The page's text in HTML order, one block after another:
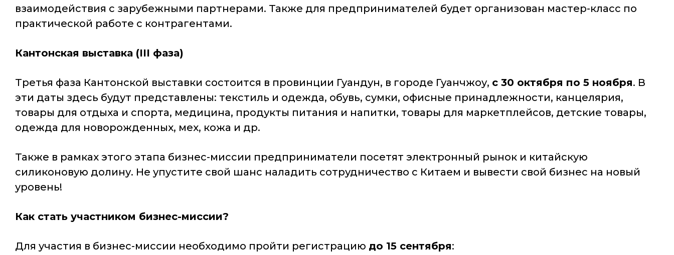
взаимодействия с зарубежными партнерами. Также для предпринимателей будет организован мастер-класс по
практической работе с контрагентами.
Кантонская выставка (III фаза)
Третья фаза Кантонской выставки состоится в провинции Гуандун, в городе Гуанчжоу, с 30 октября по 5 ноября. В
эти даты здесь будут представлены: текстиль и одежда, обувь, сумки, офисные принадлежности, канцелярия,
товары для отдыха и спорта, медицина, продукты питания и напитки, товары для маркетплейсов, детские товары,
одежда для новорожденных, мех, кожа и др.
Также в рамках этого этапа бизнес-миссии предприниматели посетят электронный рынок и китайскую
силиконовую долину. Не упустите свой шанс наладить сотрудничество с Китаем и вывести свой бизнес на новый
уровень!
Как стать участником бизнес-миссии?
Для участия в бизнес-миссии необходимо пройти регистрацию до 15 сентября: